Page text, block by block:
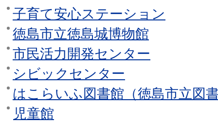
子育て安心ステーション
徳島市立徳島城博物館
市民活力開発センター
シビックセンター
はこらいふ図書館（徳島市立図
児童館